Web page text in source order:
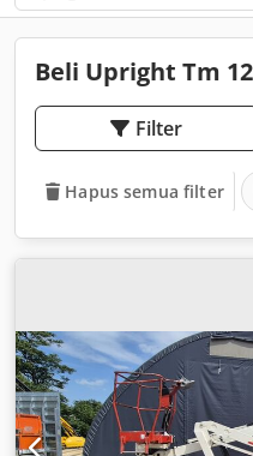
Beli Upright Tm
Filter
Hapus semua filter